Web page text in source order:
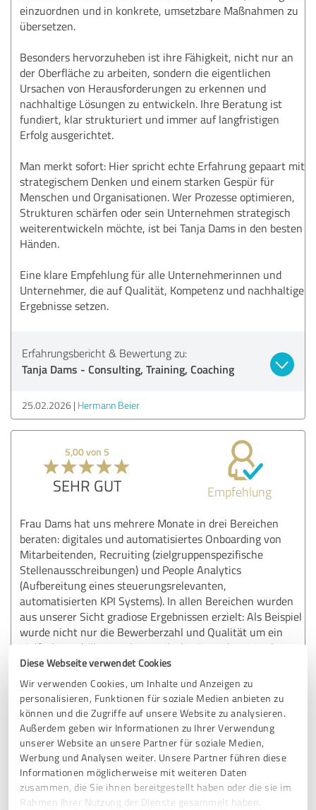
Diese Webseite verwendet Cookies
Wir verwenden Cookies, um Inhalte und Anzeigen zu
personalisieren, Funktionen für soziale Medien anbieten zu
können und die Zugriffe auf unsere Website zu analysieren.
Außerdem geben wir Informationen zu Ihrer Verwendung
unserer Website an unsere Partner für soziale Medien,
Werbung und Analysen weiter. Unsere Partner führen diese
Informationen möglicherweise mit weiteren Daten
zusammen, die Sie ihnen bereitgestellt haben oder die sie im
Rahmen Ihrer Nutzung der Dienste gesammelt haben.
einzuordnen und in konkrete, umsetzbare Maßnahmen zu
übersetzen.
Besonders hervorzuheben ist ihre Fähigkeit, nicht nur an
der Oberfläche zu arbeiten, sondern die eigentlichen
Ursachen von Herausforderungen zu erkennen und
nachhaltige Lösungen zu entwickeln. Ihre Beratung ist
fundiert, klar strukturiert und immer auf langfristigen
Erfolg ausgerichtet.
Man merkt sofort: Hier spricht echte Erfahrung gepaart mit
strategischem Denken und einem starken Gespür für
Menschen und Organisationen. Wer Prozesse optimieren,
Strukturen schärfen oder sein Unternehmen strategisch
weiterentwickeln möchte, ist bei Tanja Dams in den besten
Händen.
Eine klare Empfehlung für alle Unternehmerinnen und
Unternehmer, die auf Qualität, Kompetenz und nachhaltige
Ergebnisse setzen.
Erfahrungsbericht & Bewertung zu:
Tanja Dams - Consulting, Training, Coaching
25.02.2026 Hermann Beier
5,00 von 5
SEHR GUT Empfehlung
Frau Dams hat uns mehrere Monate in drei Bereichen
beraten: digitales und automatisiertes Onboarding von
Mitarbeitenden, Recruiting (zielgruppenspezifische
Stellenausschreibungen) und People Analytics
(Aufbereitung eines steuerungsrelevanten,
automatisierten KPI Systems). In allen Bereichen wurden
aus unserer Sicht gradiose Ergebnissen erzielt: Als Beispiel
wurde nicht nur die Bewerberzahl und Qualität um ein
Vielfaches erhöht, sondern auch das Bewerber-Match
optimiert sowie die Fluktuationsquote nahhaltig gesenkt.
Der Kontakt war immer äußerst professionell, verbindlich
und kundenorientiert. Ich bin mir sicher, wir werden auch
zu anderen Themen noch zusammen arbeiten. Vielen Dank
auch an dieser Stelle nochmal, Frau Dams.
Erfahrungsbericht & Bewertung zu:
Tanja Dams - Consulting, Training, Coaching